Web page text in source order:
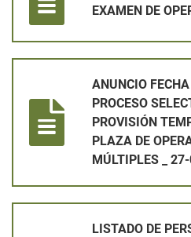
EXAMEN DE
ANUNCIO FECHA
PROCESO
PROVISIÓN
PLAZA DE
MÚLTIPLES _
LISTADO DE